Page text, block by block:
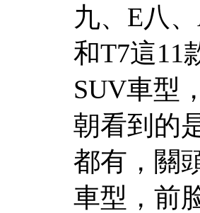
九、E八
和T7這11
SUV車型
朝看到的
都有，關
車型，前